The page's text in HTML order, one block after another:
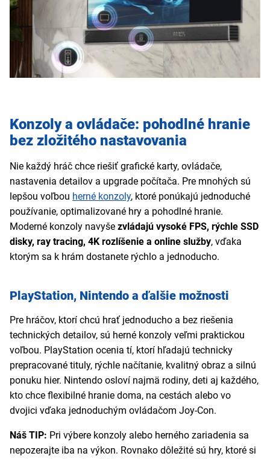
Konzoly a ovládače: pohodlné hranie
bez zložitého nastavovania
Nie každý hráč chce riešiť grafické karty, ovládače,
nastavenia detailov a upgrade počítača. Pre mnohých sú
lepšou voľbou herné konzoly, ktoré ponúkajú jednoduché
používanie, optimalizované hry a pohodlné hranie.
Moderné konzoly navyše zvládajú vysoké FPS, rýchle SSD
disky, ray tracing, 4K rozlíšenie a online služby, vďaka
ktorým sa k hrám dostanete rýchlo a jednoducho.
PlayStation, Nintendo a ďalšie možnosti
Pre hráčov, ktorí chcú hrať jednoducho a bez riešenia
technických detailov, sú herné konzoly veľmi praktickou
voľbou. PlayStation ocenia tí, ktorí hľadajú technicky
prepracované tituly, rýchle načítanie, kvalitný obraz a silnú
ponuku hier. Nintendo osloví najmä rodiny, deti aj každého,
kto chce flexibilné hranie doma, na cestách alebo vo
dvojici vďaka jednoduchým ovládačom Joy-Con.
Náš TIP: Pri výbere konzoly alebo herného zariadenia sa
nepozerajte iba na výkon. Rovnako dôležité sú hry, ktoré si